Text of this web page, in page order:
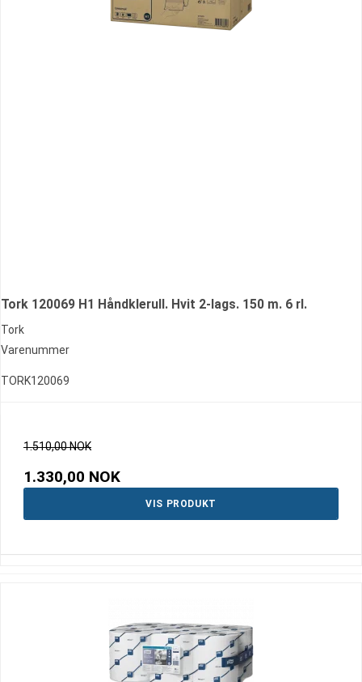
Tork 120069 H1 Håndklerull. Hvit 2-lags. 150 m. 6 rl.
Tork
Varenummer
TORK120069
1.510,00 NOK
1.330,00 NOK
VIS PRODUKT